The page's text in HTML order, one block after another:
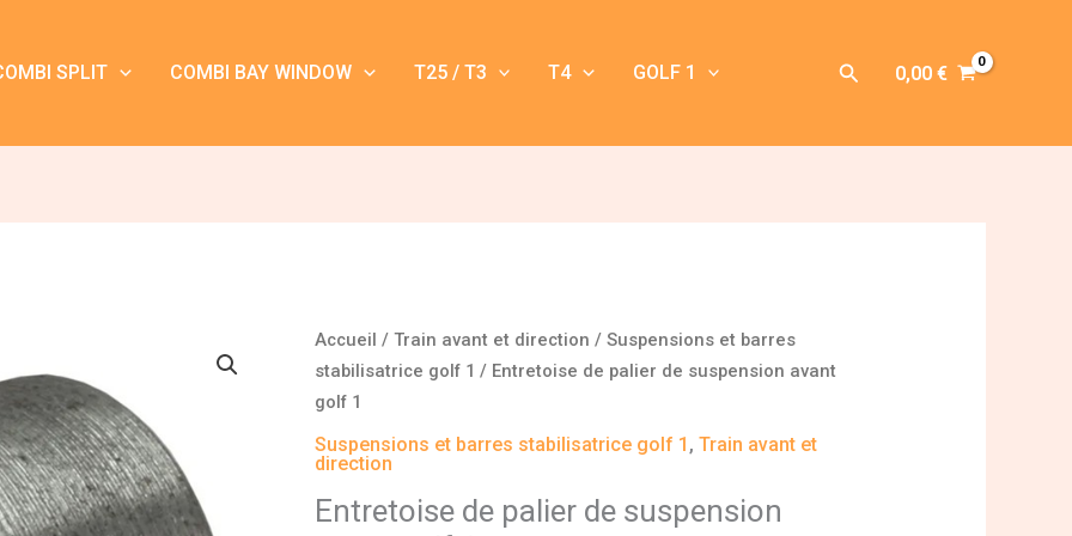
SPLIT COMBI BAY WINDOW T25 / T3 T4 GOLF 1 Rechercher
0,00 €
Accueil /Train avant et direction /Suspensions et barres
stabilisatrice golf 1 / Entretoise de palier de suspension avant
golf 1
Suspensions et barres stabilisatrice golf 1 ,Train avant et
direction
Entretoise de palier de suspension